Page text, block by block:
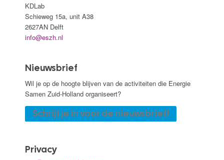
KDLab
Schieweg 15a, unit A38
2627AN Delft
info@eszh.nl
Nieuwsbrief
Wil je op de hoogte blijven van de activiteiten die Energie
Samen Zuid-Holland organiseert?
Schrijf je in voor de nieuwsbrief!
Privacy